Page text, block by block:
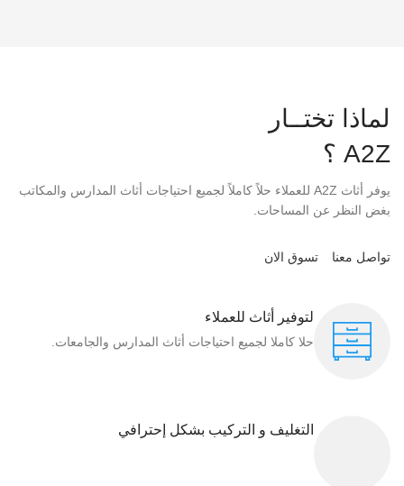
لماذا تختــار
A2Z ؟
يوفر أثاث A2Z للعملاء حلاً كاملاً لجميع احتياجات أثاث المدارس والمكاتب
بغض النظر عن المساحات.
تواصل معنا تسوق الان
لتوفير أثاث للعملاء
حلا كاملا لجميع احتياجات أثاث المدارس والجامعات.
التغليف و التركيب بشكل إحترافي